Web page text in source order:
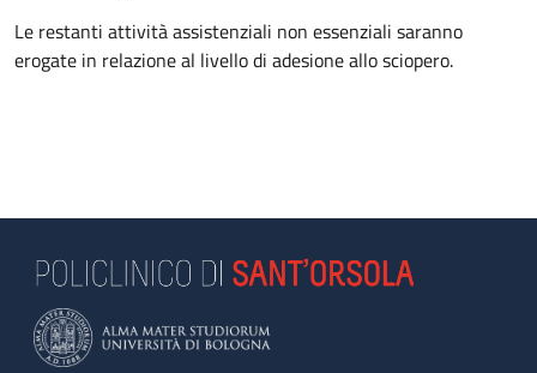
Le restanti attività assistenziali non essenziali saranno
erogate in relazione al livello di adesione allo sciopero.